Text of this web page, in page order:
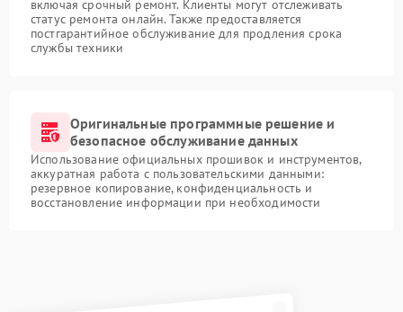
включая срочный ремонт. Клиенты могут отслеживать
статус ремонта онлайн. Также предоставляется
постгарантийное обслуживание для продления срока
службы техники
Оригинальные программные решение и
безопасное обслуживание данных
Использование официальных прошивок и инструментов,
аккуратная работа с пользовательскими данными:
резервное копирование, конфиденциальность и
восстановление информации при необходимости